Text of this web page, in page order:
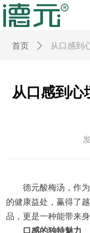
首页 ꄲ 从口感到
从口感到心
德元酸梅汤，作为
的健康益处，赢得了
品，更是一种能带来
口感的独特魅力